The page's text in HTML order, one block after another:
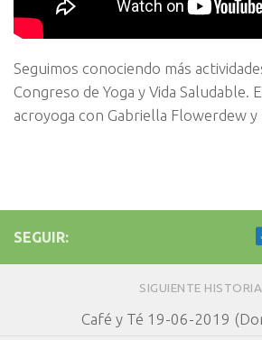
Seguimos conociendo más
Congreso de Yoga y Vida Saludable.
acroyoga con Gabriella Flowerdew
SEGUIR:
SIGUIENTE HISTORIA
Café y Té 19-06-2019